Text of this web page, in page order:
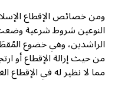
ومن خصائص الإقطاع
النوعين شروط شرعية
الراشدين، وهي خضوع
من حيث إزالة الإقطاع أو
مما لا نظير له في الإقطاع